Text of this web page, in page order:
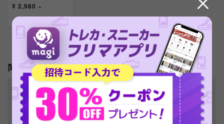
¥ 2,980 ~
出品数 1
関連製品